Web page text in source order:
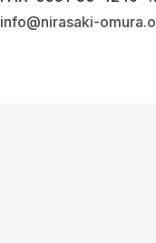
info@nirasaki-